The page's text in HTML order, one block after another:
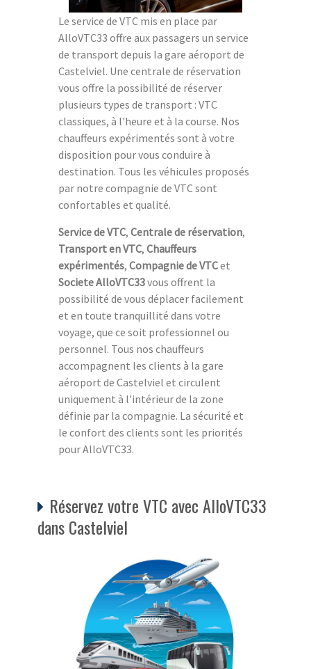
Le service de VTC mis en place par
AlloVTC33 offre aux passagers un service
de transport depuis la gare aéroport de
Castelviel. Une centrale de réservation
vous offre la possibilité de réserver
plusieurs types de transport : VTC
classiques, à l'heure et à la course. Nos
chauffeurs expérimentés sont à votre
disposition pour vous conduire à
destination. Tous les véhicules proposés
par notre compagnie de VTC sont
confortables et qualité.
Service de VTC, Centrale de réservation,
Transport en VTC, Chauffeurs
expérimentés, Compagnie de VTCet
Societe AlloVTC33vous offrent la
possibilité de vous déplacer facilement
et en toute tranquillité dans votre
voyage, que ce soit professionnel ou
personnel. Tous nos chauffeurs
accompagnent les clients à la gare
aéroport de Castelviel et circulent
uniquement à l'intérieur de la zone
définie par la compagnie. La sécurité et
le confort des clients sont les priorités
pour AlloVTC33.
Réservez votre VTC avec AlloVTC33
dans Castelviel